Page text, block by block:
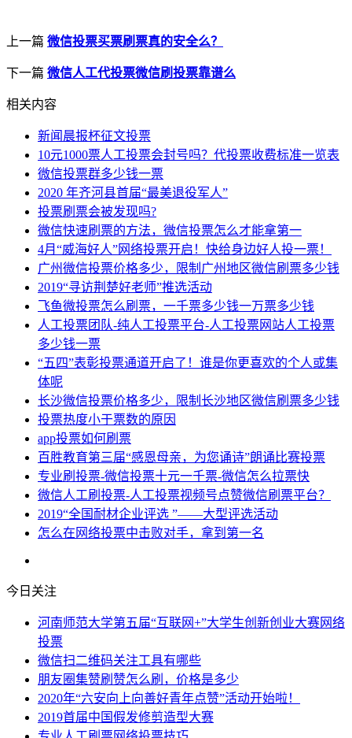
上一篇 微信投票买票刷票真的安全么？
下一篇 微信人工代投票微信刷投票靠谱么
相关内容
新闻晨报杯征文投票
10元1000票人工投票会封号吗？代投票收费标准一览表
微信投票群多少钱一票
2020 年齐河县首届“最美退役军人”
投票刷票会被发现吗?
微信快速刷票的方法，微信投票怎么才能拿第一
4月“威海好人”网络投票开启！快给身边好人投一票！
广州微信投票价格多少，限制广州地区微信刷票多少钱
2019“寻访荆楚好老师”推选活动
飞鱼微投票怎么刷票，一千票多少钱一万票多少钱
人工投票团队-纯人工投票平台-人工投票网站人工投票
多少钱一票
“五四”表彰投票通道开启了！谁是你更喜欢的个人或集
体呢
长沙微信投票价格多少，限制长沙地区微信刷票多少钱
投票热度小于票数的原因
app投票如何刷票
百胜教育第三届“感恩母亲，为您诵诗”朗诵比赛投票
专业刷投票-微信投票十元一千票-微信怎么拉票快
微信人工刷投票-人工投票视频号点赞微信刷票平台？
2019“全国耐材企业评选 ”——大型评选活动
怎么在网络投票中击败对手，拿到第一名
今日关注
河南师范大学第五届“互联网+”大学生创新创业大赛网络
投票
微信扫二维码关注工具有哪些
朋友圈集赞刷赞怎么刷，价格是多少
2020年“六安向上向善好青年点赞”活动开始啦！
2019首届中国假发修剪造型大赛